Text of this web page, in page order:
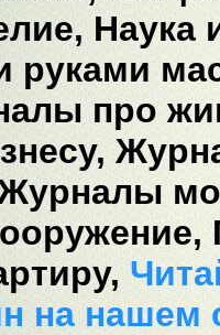
Наука
руками
про
на нашем